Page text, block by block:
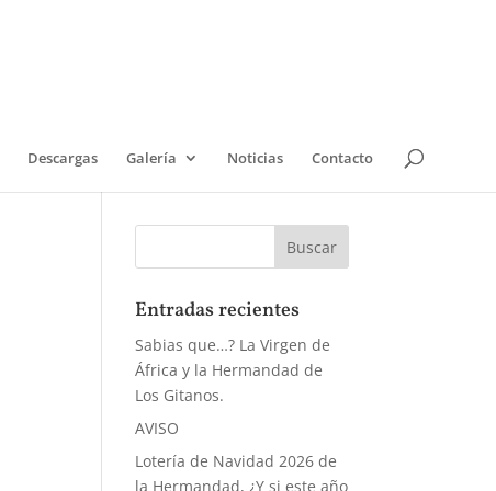
Descargas Galería Noticias Contacto
Entradas recientes
Sabias que…? La Virgen de
África y la Hermandad de
Los Gitanos.
AVISO
Lotería de Navidad 2026 de
la Hermandad, ¿Y si este año